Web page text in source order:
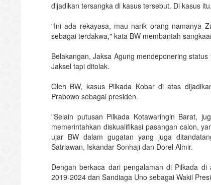
dijadikan tersangka di kasus tersebut. Di kasus
"Ini ada rekayasa, mau narik orang namanya
sebagai terdakwa," kata BW membantah
Belakangan, Jaksa Agung mendeponering
Jaksel tapi ditolak.
Oleh BW, kasus Pilkada Kobar di atas
Prabowo sebagai presiden.
"Selain putusan Pilkada Kotawaringin Barat,
memerintahkan diskualifikasi pasangan calon,
ujar BW dalam gugatan yang juga
Satriawan, Iskandar Sonhaji dan Dorel Almir.
Dengan berkaca dari pengalaman di Pilkada
2019-2024 dan Sandiaga Uno sebagai Wakil